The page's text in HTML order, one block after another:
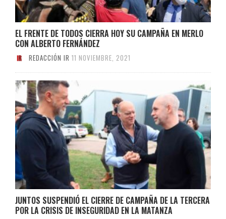
EL FRENTE DE TODOS CIERRA HOY SU CAMPAÑA EN MERLO
CON ALBERTO FERNÁNDEZ
REDACCIÓN IR 11 NOVIEMBRE, 2021
JUNTOS SUSPENDIÓ EL CIERRE DE CAMPAÑA DE LA TERCERA
POR LA CRISIS DE INSEGURIDAD EN LA MATANZA